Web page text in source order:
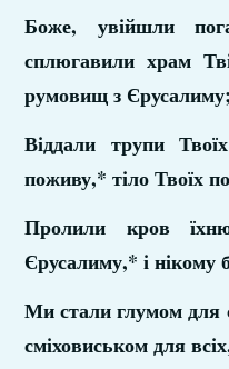
Боже, увійшли
сплюгавили храм
румовищ з Єрусалиму;
Віддали трупи
поживу,* тіло Твоїх
Пролили кров
Єрусалиму,* і нікому
Ми стали глумом для
сміховиськом для